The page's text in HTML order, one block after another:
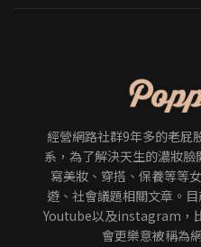
經營網路社群9年多的老屁
系，為了解決天生的濃妝
寫美妝、穿搭、保養等等
遊、社會議題相關文章。
Youtube以及instagram，
會更樂意被稱為